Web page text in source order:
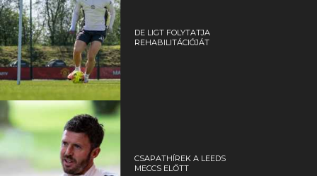
DE LIGT FOLYTATJA
REHABILITÁCIÓJÁT
CSAPATHÍREK A LEEDS
MECCS ELŐTT